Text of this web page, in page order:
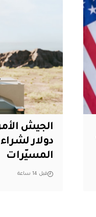
دولار
المسيّرات
قبل 14 ساعة